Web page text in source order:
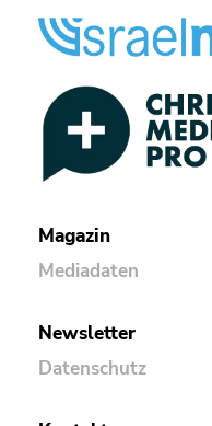
Magazin
Mediadaten
Newsletter
Datenschutz